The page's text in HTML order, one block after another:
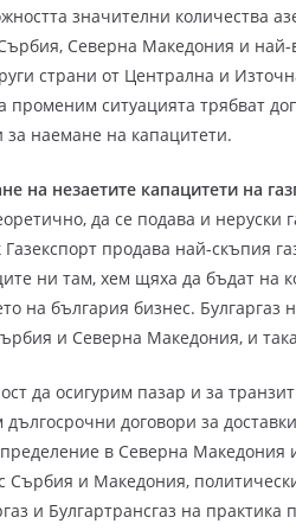
значителни количества
Северна Македония и
страни от Централна и
променим ситуацията трябват
наемане на капацитети.
на незаетите капацитети на
да се подава и неруски
продава най-скъпия
ни там, хем щяха да бъдат на
на българия бизнес. Булгаргаз
и Северна Македония, и
да осигурим пазар и за
договори за
в Северна
Сърбия и Македония,
и Булгартрансгаз на